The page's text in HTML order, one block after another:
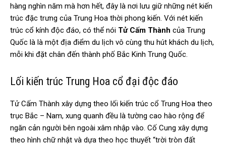
hàng nghìn năm mà hơn hết, đây là nơi lưu giữ những nét kiến
trúc đặc trưng của Trung Hoa thời phong kiến. Với nét kiến
trúc cổ kính độc đáo, có thể nói Tử Cấm Thành của Trung
Quốc là là một địa điểm du lịch vô cùng thu hút khách du lịch,
mỗi khi đặt chân đến thành phố Bắc Kinh Trung Quốc.
Lối kiến trúc Trung Hoa cổ đại độc đáo
Tử Cấm Thành xây dựng theo lối kiến trúc cổ Trung Hoa theo
trục Bắc – Nam, xung quanh đều là tường cao hào rộng để
ngăn cản người bên ngoài xâm nhập vào. Cố Cung xây dựng
theo hình chữ nhật và dựa theo học thuyết “trời tròn đất